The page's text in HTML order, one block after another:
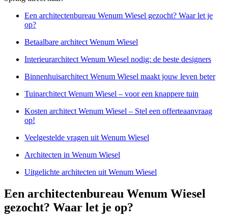
Een architectenbureau Wenum Wiesel gezocht? Waar let je
op?
Betaalbare architect Wenum Wiesel
Interieurarchitect Wenum Wiesel nodig: de beste designers
Binnenhuisarchitect Wenum Wiesel maakt jouw leven beter
Tuinarchitect Wenum Wiesel – voor een knappere tuin
Kosten architect Wenum Wiesel – Stel een offerteaanvraag
op!
Veelgestelde vragen uit Wenum Wiesel
Architecten in Wenum Wiesel
Uitgelichte architecten uit Wenum Wiesel
Een architectenbureau Wenum Wiesel
gezocht? Waar let je op?